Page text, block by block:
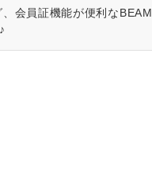
会員証機能が便利なBEAM